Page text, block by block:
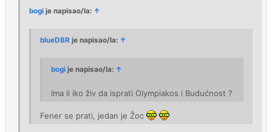
bogi je napisao/la: ↑
blueDBR je napisao/la: ↑
bogi je napisao/la: ↑
Ima li iko živ da isprati Olympiakos i Budućnost ?
Fener se prati, jedan je Žoc